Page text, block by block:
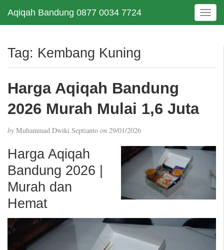
Aqiqah Bandung 0877 0034 7724
T
o
e
t
Tag: Kembang Kuning
Harga Aqiqah Bandung
2026 Murah Mulai 1,6 Juta
by Muhammad Dwiki Septianto on 29/01/2026
Harga Aqiqah
Bandung 2026 |
Murah dan
Hemat